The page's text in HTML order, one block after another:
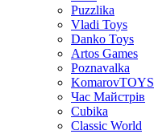
Puzzlika
Vladi Toys
Danko Toys
Artos Games
Poznavalka
KomarovTOYS
Час Майстрів
Cubika
Classic World